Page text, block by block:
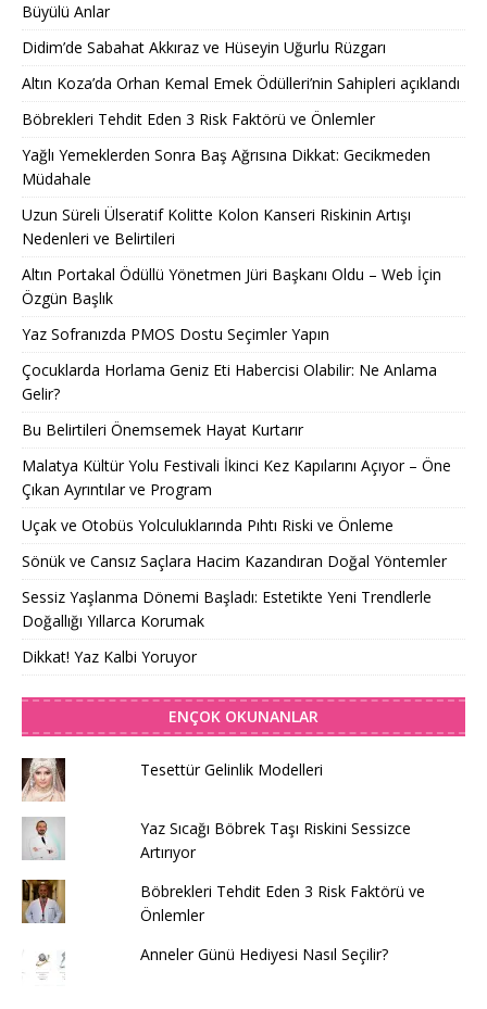
Büyülü Anlar
Didim’de Sabahat Akkıraz ve Hüseyin Uğurlu Rüzgarı
Altın Koza’da Orhan Kemal Emek Ödülleri’nin Sahipleri açıklandı
Böbrekleri Tehdit Eden 3 Risk Faktörü ve Önlemler
Yağlı Yemeklerden Sonra Baş Ağrısına Dikkat: Gecikmeden
Müdahale
Uzun Süreli Ülseratif Kolitte Kolon Kanseri Riskinin Artışı
Nedenleri ve Belirtileri
Altın Portakal Ödüllü Yönetmen Jüri Başkanı Oldu – Web İçin
Özgün Başlık
Yaz Sofranızda PMOS Dostu Seçimler Yapın
Çocuklarda Horlama Geniz Eti Habercisi Olabilir: Ne Anlama
Gelir?
Bu Belirtileri Önemsemek Hayat Kurtarır
Malatya Kültür Yolu Festivali İkinci Kez Kapılarını Açıyor – Öne
Çıkan Ayrıntılar ve Program
Uçak ve Otobüs Yolculuklarında Pıhtı Riski ve Önleme
Sönük ve Cansız Saçlara Hacim Kazandıran Doğal Yöntemler
Sessiz Yaşlanma Dönemi Başladı: Estetikte Yeni Trendlerle
Doğallığı Yıllarca Korumak
Dikkat! Yaz Kalbi Yoruyor
ENÇOK OKUNANLAR
Tesettür Gelinlik Modelleri
Yaz Sıcağı Böbrek Taşı Riskini Sessizce
Artırıyor
Böbrekleri Tehdit Eden 3 Risk Faktörü ve
Önlemler
Anneler Günü Hediyesi Nasıl Seçilir?